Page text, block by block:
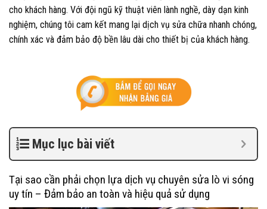
cho khách hàng. Với đội ngũ kỹ thuật viên lành nghề, dày dạn kinh
nghiệm, chúng tôi cam kết mang lại dịch vụ sửa chữa nhanh chóng,
chính xác và đảm bảo độ bền lâu dài cho thiết bị của khách hàng.
Mục lục bài viết
Tại sao cần phải chọn lựa dịch vụ chuyên sửa lò vi sóng
uy tín – Đảm bảo an toàn và hiệu quả sử dụng